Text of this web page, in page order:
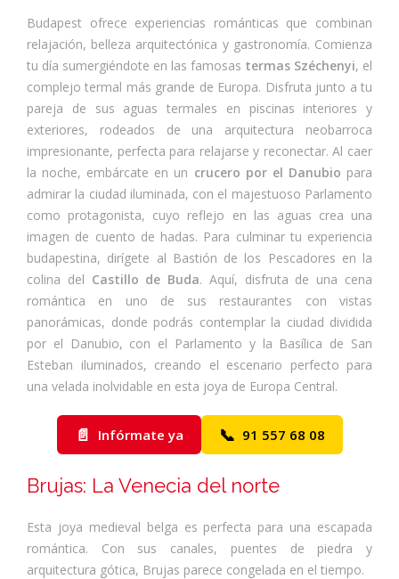
Budapest ofrece experiencias románticas que combinan
relajación, belleza arquitectónica y gastronomía. Comienza
tu día sumergiéndote en las famosas termas Széchenyi, el
complejo termal más grande de Europa. Disfruta junto a tu
pareja de sus aguas termales en piscinas interiores y
exteriores, rodeados de una arquitectura neobarroca
impresionante, perfecta para relajarse y reconectar. Al caer
la noche, embárcate en un crucero por el Danubio para
admirar la ciudad iluminada, con el majestuoso Parlamento
como protagonista, cuyo reflejo en las aguas crea una
imagen de cuento de hadas. Para culminar tu experiencia
budapestina, dirígete al Bastión de los Pescadores en la
colina del Castillo de Buda. Aquí, disfruta de una cena
romántica en uno de sus restaurantes con vistas
panorámicas, donde podrás contemplar la ciudad dividida
por el Danubio, con el Parlamento y la Basílica de San
Esteban iluminados, creando el escenario perfecto para
una velada inolvidable en esta joya de Europa Central.
📄 Infórmate ya 📞 91 557 68 08
Brujas: La Venecia del norte
Esta joya medieval belga es perfecta para una escapada
romántica. Con sus canales, puentes de piedra y
arquitectura gótica, Brujas parece congelada en el tiempo.